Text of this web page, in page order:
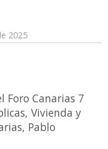
2025
Foro Canarias 7
Vivienda y
Pablo